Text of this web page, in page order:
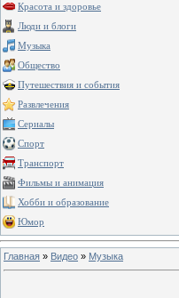
Красота и здоровье
Люди и блоги
Музыка
Общество
Путешествия и события
Развлечения
Сериалы
Спорт
Транспорт
Фильмы и анимация
Хобби и образование
Юмор
Главная » Видео » Музыка